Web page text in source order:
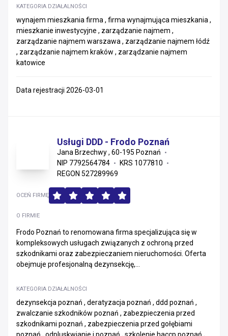
KATEGORIA DZIAŁALNOŚCI
wynajem mieszkania firma , firma wynajmująca mieszkania ,
mieszkanie inwestycyjne , zarządzanie najmem ,
zarządzanie najmem warszawa , zarządzanie najmem łódź
, zarządzanie najmem kraków , zarządzanie najmem
katowice
Data rejestracji 2026-03-01
Usługi DDD - Frodo Poznań
Jana Brzechwy , 60-195 Poznań
NIP 7792564784
KRS 1077810
REGON 527289969
O FIRMIE
Frodo Poznań to renomowana firma specjalizująca się w
kompleksowych usługach związanych z ochroną przed
szkodnikami oraz zabezpieczaniem nieruchomości. Oferta
obejmuje profesjonalną dezynsekcję,...
KATEGORIA DZIAŁALNOŚCI
dezynsekcja poznań , deratyzacja poznań , ddd poznań ,
zwalczanie szkodników poznań , zabezpieczenia przed
szkodnikami poznań , zabezpieczenia przed gołębiami
OCEŃ FIRMĘ